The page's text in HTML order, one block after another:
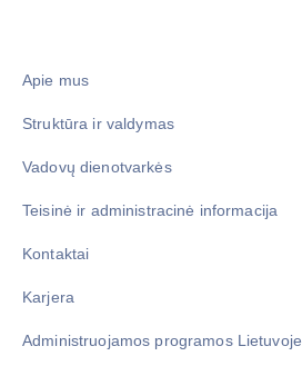
Apie mus
Struktūra ir valdymas
Vadovų dienotvarkės
Teisinė ir administracinė informacija
Kontaktai
Karjera
Administruojamos programos Lietuvoje